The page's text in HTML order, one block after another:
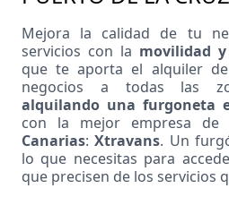
Mejora la calidad de tu
servicios con la movilidad
que te aporta el alquiler
negocios a todas las
alquilando una furgoneta
con la mejor empresa de
Canarias:Xtravans. Un
lo que necesitas para
que precisen de los servicios